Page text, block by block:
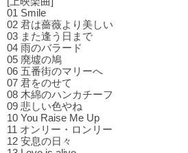
01 Smile
02 君は薔薇より美しい
03 また逢う⽇まで
04 ⾬のバラード
05 廃墟の鳩
06 五番街のマリーへ
07 君をのせて
08 木綿のハンカチーフ
09 悲しい⾊やね
10 You Raise Me Up
11 オンリー・ロンリー
12 安息の⽇々